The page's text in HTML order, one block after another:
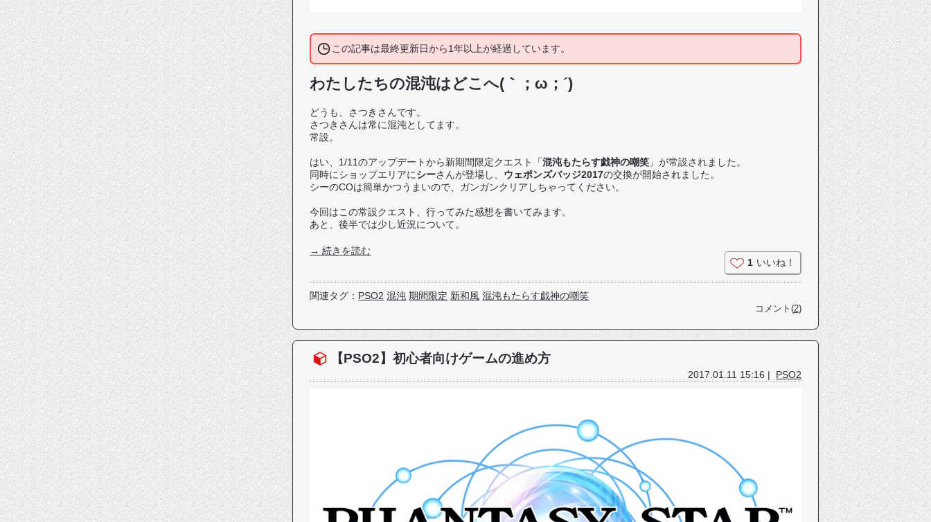
この記事は最終更新日から1年以上が経過しています。
わたしたちの混沌はどこへ(｀；ω；´)
どうも、さつきさんです。
さつきさんは常に混沌としてます。
常設。
はい、1/11のアップデートから新期間限定クエスト「混沌もたらす戯神の嘲笑 」が常設されました。
同時にショップエリアにシーさんが登場し、 ウェポンズバッジ2017の交換が開始されました。
シーのCOは簡単かつうまいので、ガンガンクリアしちゃってください。
今回はこの常設クエスト、行ってみた感想を書いてみます。
あと、後半では少し近況について。
→ 続きを読む
1 いいね！
関連タグ： PSO2 混沌 期間限定 新和風 混沌もたらす戯神の嘲笑
コメント(2)
【PSO2】初心者向けゲームの進め方
2017.01.11 15:16 | PSO2